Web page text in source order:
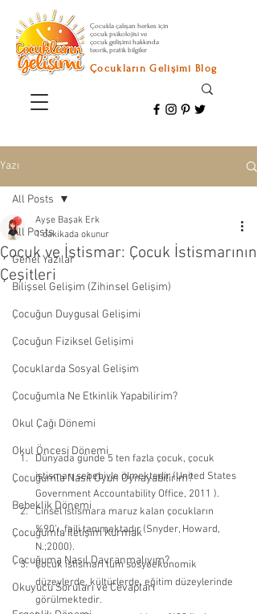
Çocukla çalışan herkes için
çocuk psikolojisi ve
çocuk gelişimi hakkında
teorik, pratik bilgiler
Çocukların Gelişimi Blog
Yazı
All Posts
Genel Yazılar
Bilişsel Gelişim (Zihinsel Gelişim)
Çocuğun Duygusal Gelişimi
Çocuğun Fiziksel Gelişimi
Çocuklarda Sosyal Gelişim
Çocuğumla Ne Etkinlik Yapabilirim?
Okul Çağı Dönemi
Okul Öncesi Dönemi
Çocuğumla Nasıl Oyun Oynayabilirim?
Bebeklik Dönemi
Çocuğumla İletişim Kurmak
Çocuğuma Nasıl Davranmalıyım?
Okuyucu Soruları ve Cevapları
All Posts
Çocuk ve İstismar: Çocuk İstismarının
Çeşitleri
Ayşe Başak Erk
1 dakikada okunur
Dünyada günde 5 ten fazla çocuk, çocuk
istismarı sebebiyle ölmektedir (United States
Government Accountability Office, 2011 ).
Cinsel istismara maruz kalan çocukların
%90’ı, faili tanımaktadır (Snyder, Howard,
N.;2000).
Çocuk istismarı tüm sosyoekonomik
düzeylerde, kültürlerde, eğitim düzeylerinde
görülmektedir.